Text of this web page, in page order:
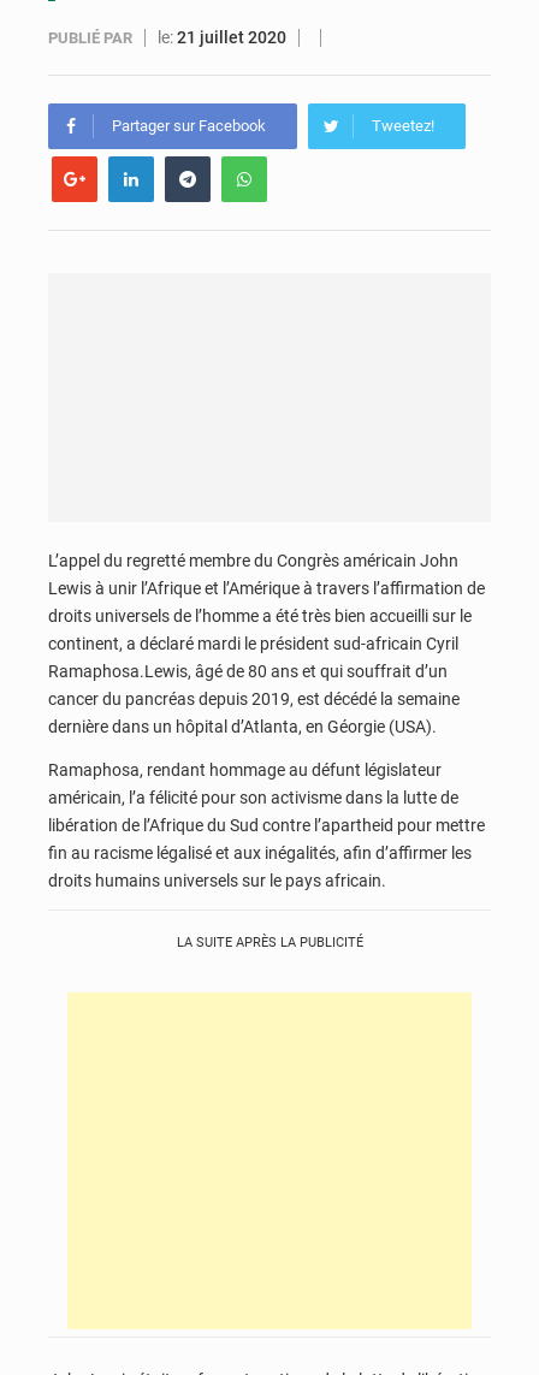
PUBLIÉ PAR le:21 juillet 2020
Partager sur Facebook Tweetez!
L’appel du regretté membre du Congrès américain John
Lewis à unir l’Afrique et l’Amérique à travers l’affirmation de
droits universels de l’homme a été très bien accueilli sur le
continent, a déclaré mardi le président sud-africain Cyril
Ramaphosa.Lewis, âgé de 80 ans et qui souffrait d’un
cancer du pancréas depuis 2019, est décédé la semaine
dernière dans un hôpital d’Atlanta, en Géorgie (USA).
Ramaphosa, rendant hommage au défunt législateur
américain, l’a félicité pour son activisme dans la lutte de
libération de l’Afrique du Sud contre l’apartheid pour mettre
fin au racisme légalisé et aux inégalités, afin d’affirmer les
droits humains universels sur le pays africain.
LA SUITE APRÈS LA PUBLICITÉ